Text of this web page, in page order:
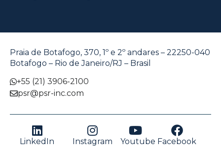
Praia de Botafogo, 370, 1º e 2º andares – 22250-040
Botafogo – Rio de Janeiro/RJ – Brasil
+55 (21) 3906-2100
psr@psr-inc.com
LinkedIn Instagram Youtube Facebook